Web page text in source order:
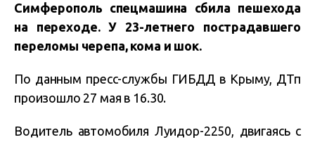
Симферополь спецмашина сбила пешехода
на переходе. У 23-летнего пострадавшего
переломы черепа, кома и шок.
По данным пресс-службы ГИБДД в Крыму, ДТп
произошло 27 мая в 16.30.
Водитель автомобиля Луидор-2250, двигаясь с